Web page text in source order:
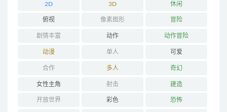
2D 3D 休闲
俯视 像素图形 冒险
剧情丰富 动作 动作冒险
动漫 单人 可爱
合作 多人 奇幻
女性主角 射击 建造
开放世界 彩色 恐怖